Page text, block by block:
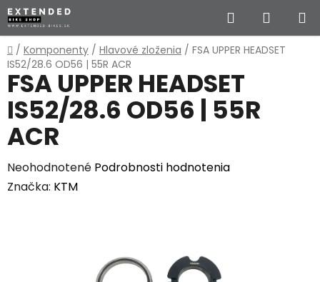
Prejsť
na
obsah
Hľadať
KOŠÍK
Domov
/ Komponenty / Hlavové zloženia / FSA UPPER HEADSET
IS52/28.6 OD56 | 55R ACR
FSA UPPER HEADSET
IS52/28.6 OD56 | 55R
ACR
Priemerné
hodnotenie
Neohodnotené Podrobnosti hodnotenia
Značka: KTM